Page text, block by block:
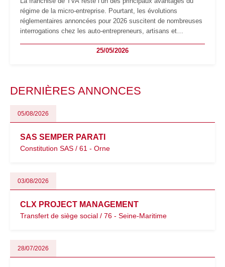
régime de la micro-entreprise. Pourtant, les évolutions
réglementaires annoncées pour 2026 suscitent de nombreuses
interrogations chez les auto-entrepreneurs, artisans et
facturation ou risque de bascule vers la TVA : les règles
25/05/2026
DERNIÈRES ANNONCES
05/08/2026
SAS SEMPER PARATI
Constitution SAS / 61 - Orne
03/08/2026
CLX PROJECT MANAGEMENT
Transfert de siège social / 76 - Seine-Maritime
28/07/2026